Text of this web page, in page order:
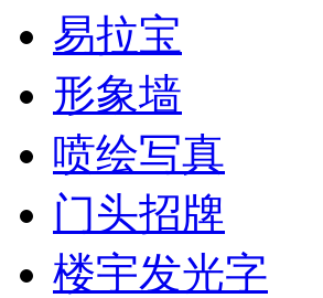
易拉宝
形象墙
喷绘写真
门头招牌
楼宇发光字